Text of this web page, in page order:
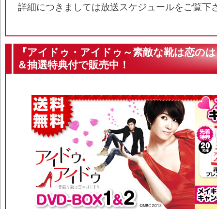
詳細につきましては放送スケジュールをご覧下
『アイドゥ・アイドゥ～素敵な靴は恋の
＆抽選特典付で販売中！